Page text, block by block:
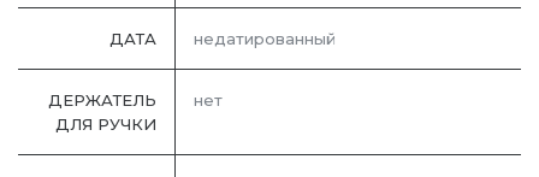
ДАТА недатированный
ДЕРЖАТЕЛЬ
ДЛЯ РУЧКИ
нет